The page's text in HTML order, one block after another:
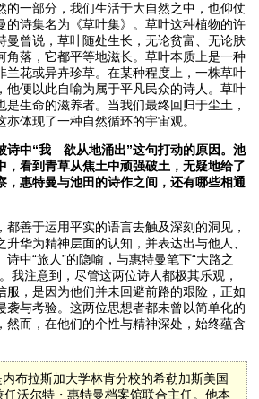
的一部分，我们生活于大自然之中，也仰仗
的诗集名为《草叶集》。草叶这种植物的许
曼曾说，草叶随处生长，无论贫富、无论肤
角落，它都平等地滋长。草叶本质上是一种
兰花或异卉珍草。在某种程度上，一株草叶
他便以此自喻为属于平凡民众的诗人。草叶
是生命的滋养者。当我们最终回归于尘土，
体现了一种自然循环的宇宙观。
诗中“我 欲从地涌出”这句打动的原因。池
，看到青草从焦土中顽强破土，无疑地给了
，惠特曼与池田的诗作之间，还有哪些相通
都善于运用平实的语言去触及深刻的洞见，
华为精神层面的认知，并表达出与他人、
中“旅人”的隐喻，与惠特曼笔下“大路之
我注意到，尽管这两位诗人都极其乐观，
服，是因为他们并未回避前路的艰险，正如
袭与考验。这两位思想者都未曾以简单化的
然而，在他们的个性与精神深处，始终蕴含
布拉斯加大学林肯分校的希勒加斯美国
沃尔特・惠特曼档案馆联合主任。他本